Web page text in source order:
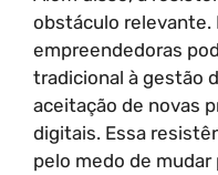
obstáculo relevante.
empreendedoras
tradicional à gestão
aceitação de novas
digitais. Essa
pelo medo de